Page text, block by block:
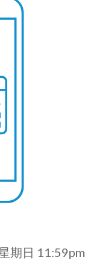
期日 11:59pm